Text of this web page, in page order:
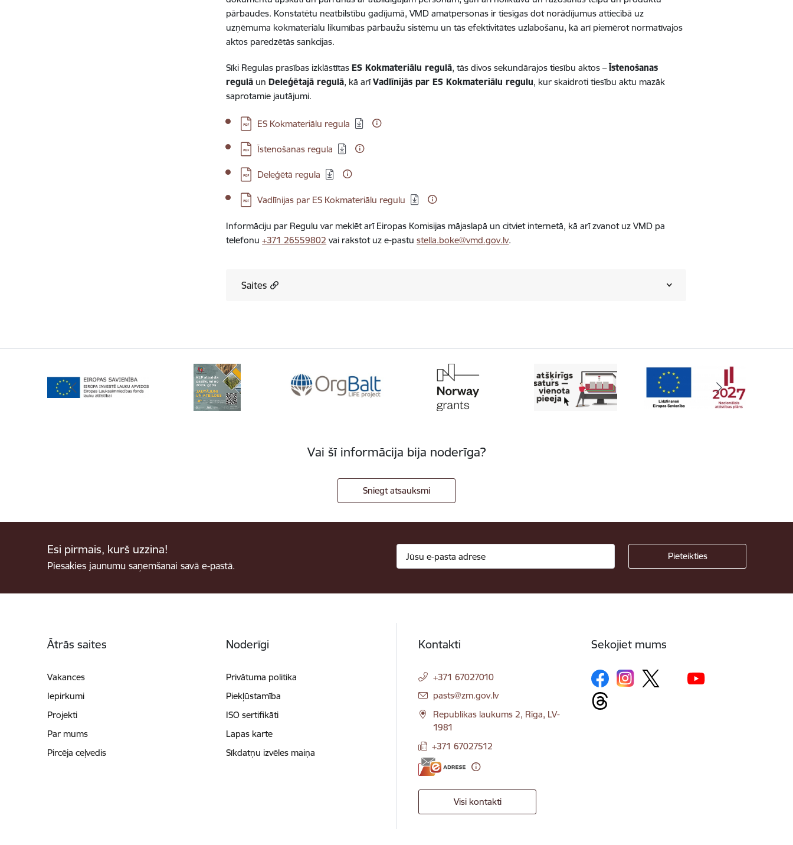
pārbaudes. Konstatētu neatbilstību gadījumā, VMD amatpersonas ir tiesīgas dot norādījumus attiecībā uz
uzņēmuma kokmateriālu likumības pārbaužu sistēmu un tās efektivitātes uzlabošanu, kā arī piemērot normatīvajos
aktos paredzētās sankcijas.
Sīki Regulas prasības izklāstītasES Kokmateriālu regulā, tās divos sekundārajos tiesību aktos –Īstenošanas
regulā unDeleģētajā regulā, kā arīVadlīnijās par ES Kokmateriālu regulu, kur skaidroti tiesību aktu mazāk
saprotamie jautājumi.
Lejupielādēt:
ES Kokmateriālu regula
Lejupielādēt:
Īstenošanas regula
Lejupielādēt:
Deleģētā regula
Lejupielādēt:
Vadlīnijas par ES Kokmateriālu regulu
Informāciju par Regulu var meklēt arī Eiropas Komisijas mājaslapā un citviet internetā, kā arī zvanot uz VMD pa
telefonu+371 26559802 vai rakstot uz e-pastustella.boke@vmd.gov.lv.
Saites
Vai šī informācija bija noderīga?
Sniegt atsauksmi
Esi pirmais, kurš uzzina!
Piesakies jaunumu saņemšanai savā e-pastā.
Ātrās saites
Vakances
Iepirkumi
Projekti
Par mums
Pircēja ceļvedis
Noderīgi
Privātuma politika
Piekļūstamība
ISO sertifikāti
Lapas karte
Sīkdatņu izvēles maiņa
Kontakti
+371 67027010
E-pasts:
pasts@zm.gov.lv
Republikas laukums 2, Rīga, LV-
1981
+371 67027512
Visi kontakti
Sekojiet mums